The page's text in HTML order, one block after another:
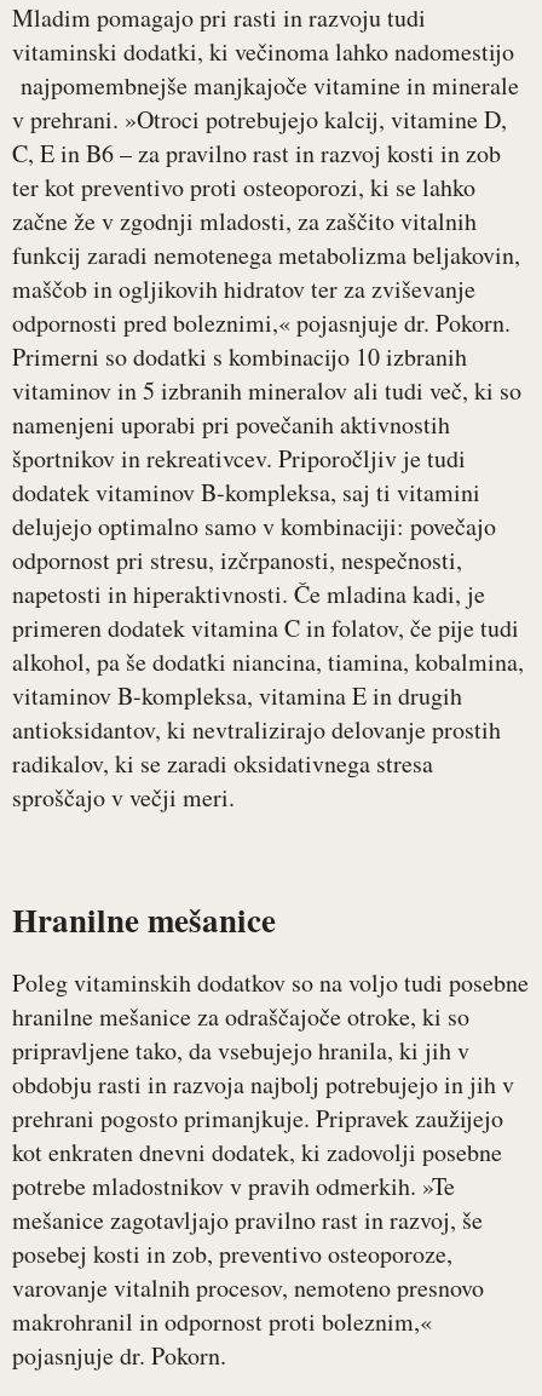
Mladim pomagajo pri rasti in razvoju tudi
vitaminski dodatki, ki večinoma lahko nadomestijo
najpomembnejše manjkajoče vitamine in minerale
v prehrani. »Otroci potrebujejo kalcij, vitamine D,
C, E in B6 – za pravilno rast in razvoj kosti in zob
ter kot preventivo proti osteoporozi, ki se lahko
začne že v zgodnji mladosti, za zaščito vitalnih
funkcij zaradi nemotenega metabolizma beljakovin,
maščob in ogljikovih hidratov ter za zviševanje
odpornosti pred boleznimi,« pojasnjuje dr. Pokorn.
Primerni so dodatki s kombinacijo 10 izbranih
vitaminov in 5 izbranih mineralov ali tudi več, ki so
namenjeni uporabi pri povečanih aktivnostih
športnikov in rekreativcev. Priporočljiv je tudi
dodatek vitaminov B-kompleksa, saj ti vitamini
delujejo optimalno samo v kombinaciji: povečajo
odpornost pri stresu, izčrpanosti, nespečnosti,
napetosti in hiperaktivnosti. Če mladina kadi, je
primeren dodatek vitamina C in folatov, če pije tudi
alkohol, pa še dodatki niancina, tiamina, kobalmina,
vitaminov B-kompleksa, vitamina E in drugih
antioksidantov, ki nevtralizirajo delovanje prostih
radikalov, ki se zaradi oksidativnega stresa
sproščajo v večji meri.
Hranilne mešanice
Poleg vitaminskih dodatkov so na voljo tudi posebne
hranilne mešanice za odraščajoče otroke, ki so
pripravljene tako, da vsebujejo hranila, ki jih v
obdobju rasti in razvoja najbolj potrebujejo in jih v
prehrani pogosto primanjkuje. Pripravek zaužijejo
kot enkraten dnevni dodatek, ki zadovolji posebne
potrebe mladostnikov v pravih odmerkih. »Te
mešanice zagotavljajo pravilno rast in razvoj, še
posebej kosti in zob, preventivo osteoporoze,
varovanje vitalnih procesov, nemoteno presnovo
makrohranil in odpornost proti boleznim,«
pojasnjuje dr. Pokorn.